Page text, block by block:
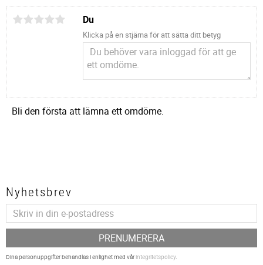
Du
Klicka på en stjärna för att sätta ditt betyg
Bli den första att lämna ett omdöme.
Nyhetsbrev
PRENUMERERA
Dina personuppgifter behandlas i enlighet med vårintegritetspolicy.